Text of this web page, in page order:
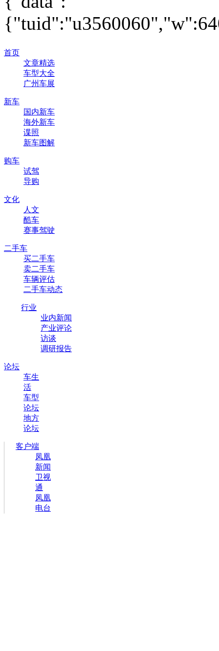
首页
文章精选
车型大全
广州车展
新车
国内新车
海外新车
谍照
新车图解
购车
试驾
导购
文化
人文
酷车
赛事驾驶
二手车
买二手车
卖二手车
车辆评估
二手车动态
行业
业内新闻
产业评论
访谈
调研报告
论坛
车生
活
车型
论坛
地方
论坛
客户端
凤凰
新闻
卫视
通
凤凰
电台